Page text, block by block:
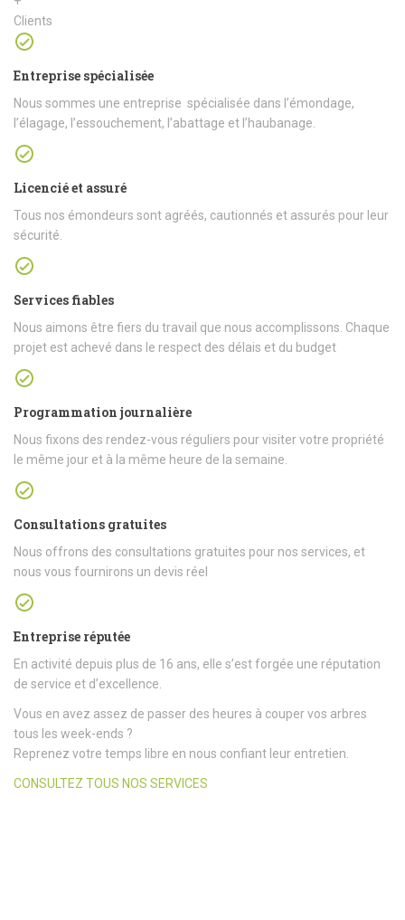
Clients
Entreprise spécialisée
Nous sommes une entreprise spécialisée dans l’émondage,
l’élagage, l’essouchement, l’abattage et l’haubanage.
Licencié et assuré
Tous nos émondeurs sont agréés, cautionnés et assurés pour leur
sécurité.
Services fiables
Nous aimons être fiers du travail que nous accomplissons. Chaque
projet est achevé dans le respect des délais et du budget
Programmation journalière
Nous fixons des rendez-vous réguliers pour visiter votre propriété
le même jour et à la même heure de la semaine.
Consultations gratuites
Nous offrons des consultations gratuites pour nos services, et
nous vous fournirons un devis réel
Entreprise réputée
En activité depuis plus de 16 ans, elle s’est forgée une réputation
de service et d’excellence.
Vous en avez assez de passer des heures à couper vos arbres
tous les week-ends ?
Reprenez votre temps libre en nous confiant leur entretien.
CONSULTEZ TOUS NOS SERVICES